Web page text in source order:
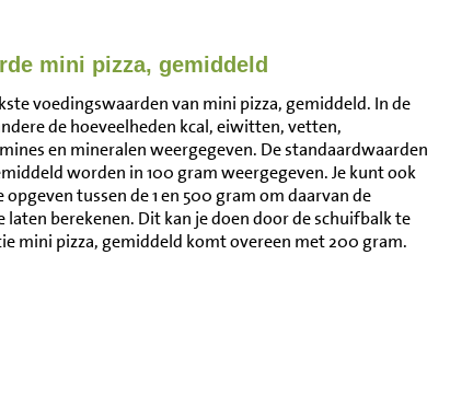
mini pizza, gemiddeld
voedingswaarden van mini pizza, gemiddeld. In de
de hoeveelheden kcal, eiwitten, vetten,
en mineralen weergegeven. De standaardwaarden
worden in 100 gram weergegeven. Je kunt ook
opgeven tussen de 1 en 500 gram om daarvan de
laten berekenen. Dit kan je doen door de schuifbalk te
mini pizza, gemiddeld komt overeen met 200 gram.